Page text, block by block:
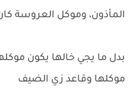
المأذون، وموكل العروسة
بدل ما يجي خالها يكون
موكلها وقاعد زي الضيف